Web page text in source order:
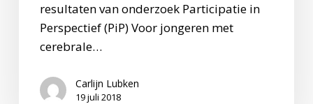
resultaten van onderzoek Participatie in
Perspectief (PiP) Voor jongeren met
cerebrale…
Carlijn Lubken
19 juli 2018